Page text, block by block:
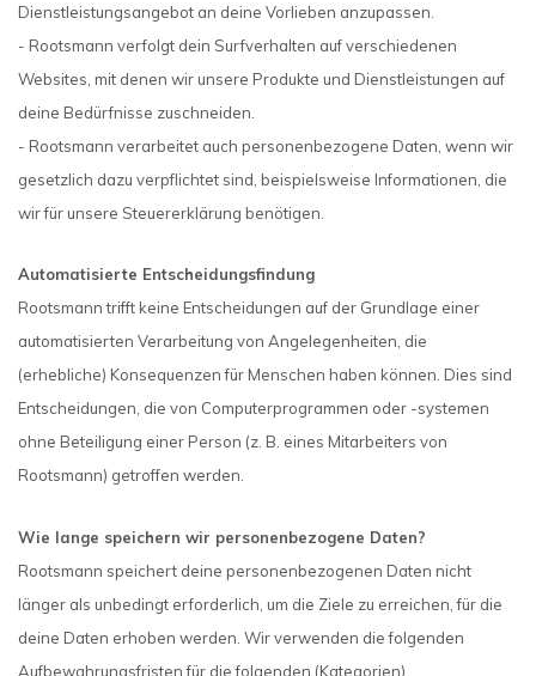
Dienstleistungsangebot an deine Vorlieben anzupassen.
- Rootsmann verfolgt dein Surfverhalten auf verschiedenen
Websites, mit denen wir unsere Produkte und Dienstleistungen auf
deine Bedürfnisse zuschneiden.
- Rootsmann verarbeitet auch personenbezogene Daten, wenn wir
gesetzlich dazu verpflichtet sind, beispielsweise Informationen, die
wir für unsere Steuererklärung benötigen.
Automatisierte Entscheidungsfindung
Rootsmann trifft keine Entscheidungen auf der Grundlage einer
automatisierten Verarbeitung von Angelegenheiten, die
(erhebliche) Konsequenzen für Menschen haben können. Dies sind
Entscheidungen, die von Computerprogrammen oder -systemen
ohne Beteiligung einer Person (z. B. eines Mitarbeiters von
Rootsmann) getroffen werden.
Wie lange speichern wir personenbezogene Daten?
Rootsmann speichert deine personenbezogenen Daten nicht
länger als unbedingt erforderlich, um die Ziele zu erreichen, für die
deine Daten erhoben werden. Wir verwenden die folgenden
Aufbewahrungsfristen für die folgenden (Kategorien)